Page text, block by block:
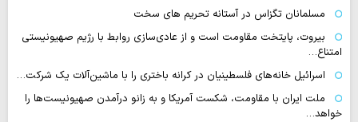
مسلمانان تگزاس در آستانه تحریم های سخت
بیروت، پایتخت مقاومت است و از عادی‌سازی روابط با رژیم صهیونیستی
امتناع…
اسرائیل خانه‌های فلسطینیان در کرانه باختری را با ماشین‌آلات یک شرکت…
ملت ایران با مقاومت، شکست آمریکا و به زانو درآمدن صهیونیست‌ها را
خواهد…